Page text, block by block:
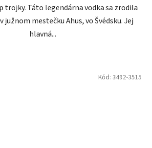
Táto legendárna vodka sa zrodila
južnom mestečku Ahus, vo Švédsku. Jej
hlavná...
Kód: 3492-3515